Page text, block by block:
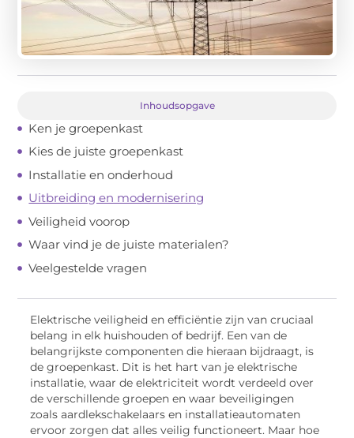
Inhoudsopgave
Ken je groepenkast
Kies de juiste groepenkast
Installatie en onderhoud
Uitbreiding en modernisering
Veiligheid voorop
Waar vind je de juiste materialen?
Veelgestelde vragen
Elektrische veiligheid en efficiëntie zijn van cruciaal
belang in elk huishouden of bedrijf. Een van de
belangrijkste componenten die hieraan bijdraagt, is
de groepenkast. Dit is het hart van je elektrische
installatie, waar de elektriciteit wordt verdeeld over
de verschillende groepen en waar beveiligingen
zoals aardlekschakelaars en installatieautomaten
ervoor zorgen dat alles veilig functioneert. Maar hoe